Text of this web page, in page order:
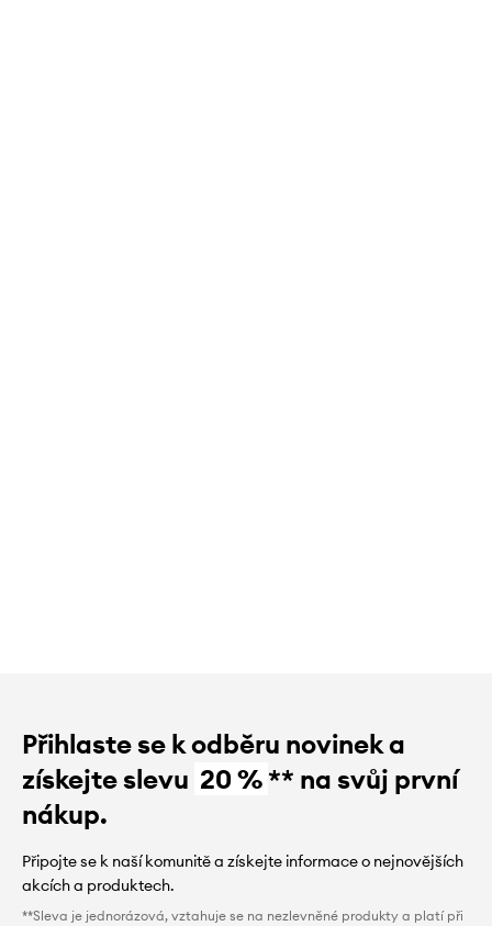
Přihlaste se k odběru novinek a
získejte slevu 20 %** na svůj první
nákup.
Připojte se k naší komunitě a získejte informace o nejnovějších
akcích a produktech.
**Sleva je jednorázová, vztahuje se na nezlevněné produkty a platí při